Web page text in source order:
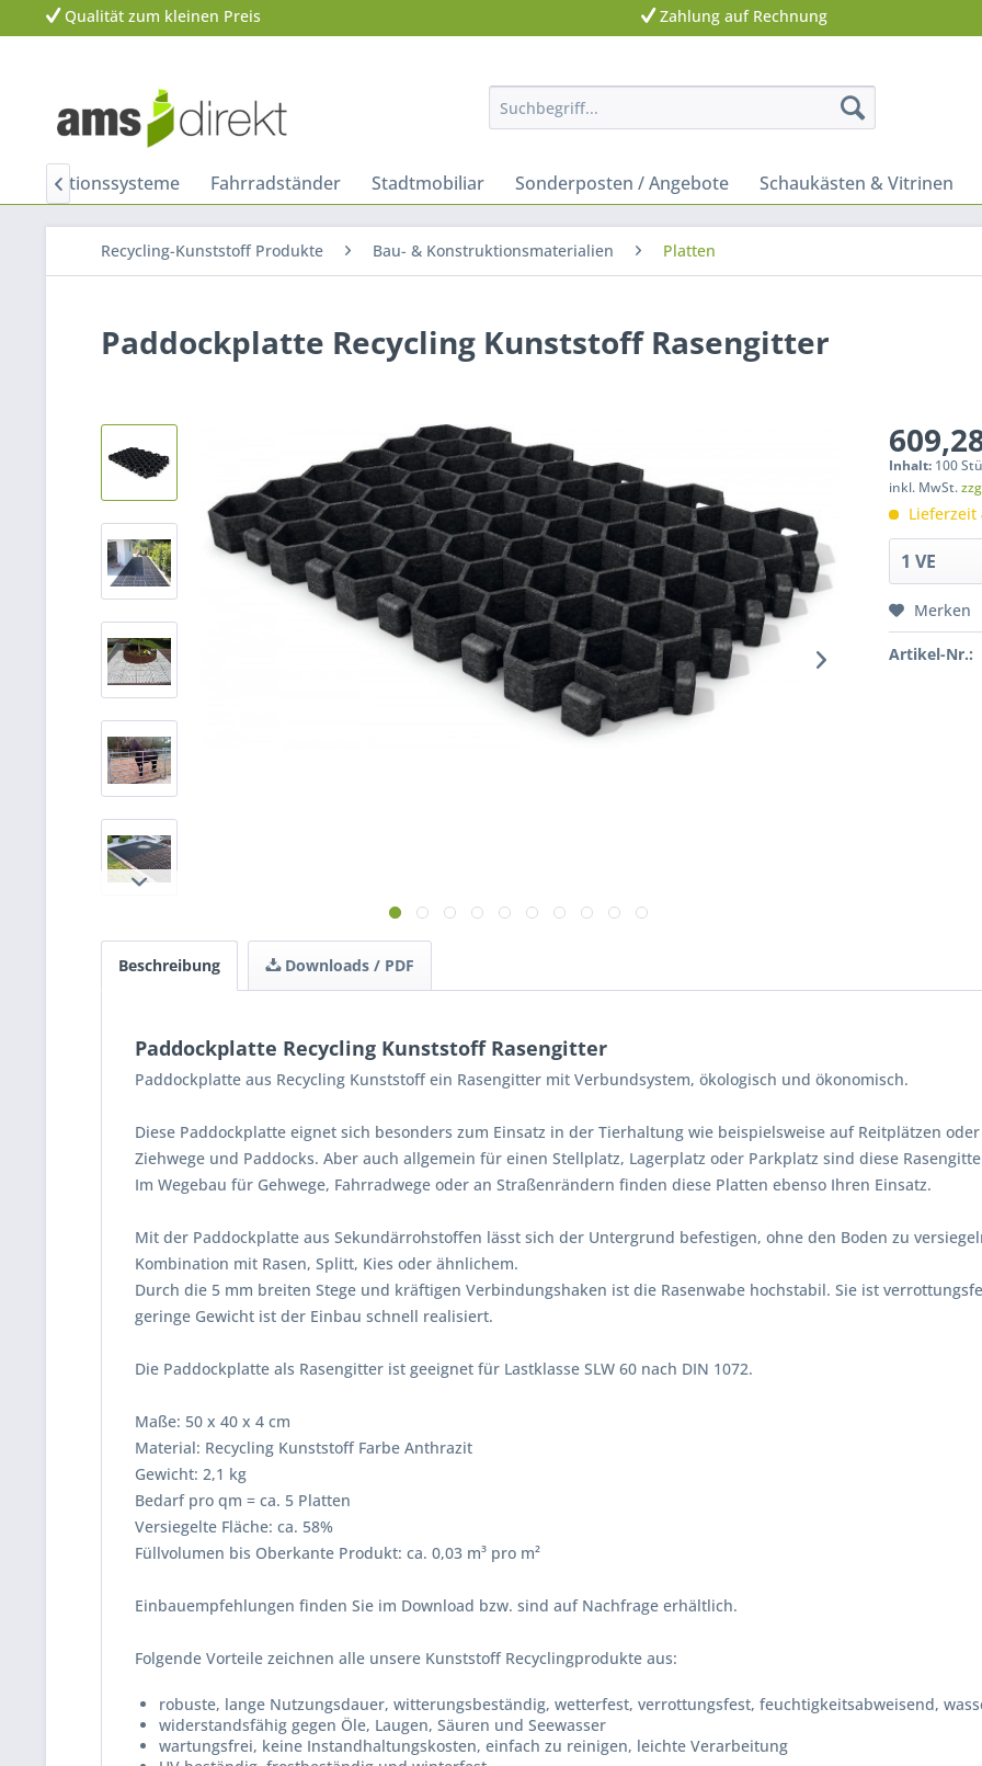
Qualität zum kleinen Preis Zahlung auf Rechnung
Fahrradständer Stadtmobiliar Sonderposten / Angebote Schaukästen & Vitrinen

Recycling-Kunststoff Produkte Bau- & Konstruktionsmaterialien Platten
Paddockplatte Recycling Kunststoff Rasengitter
Inhalt: 100
inkl. MwSt.
Lieferzeit
Merken
Artikel-Nr.:
Beschreibung Downloads / PDF
Paddockplatte Recycling Kunststoff Rasengitter
Paddockplatte aus Recycling Kunststoff ein Rasengitter mit Verbundsystem, ökologisch und ökonomisch.
Diese Paddockplatte eignet sich besonders zum Einsatz in der Tierhaltung wie beispielsweise auf Reitplätzen
Ziehwege und Paddocks. Aber auch allgemein für einen Stellplatz, Lagerplatz oder Parkplatz sind diese
Im Wegebau für Gehwege, Fahrradwege oder an Straßenrändern finden diese Platten ebenso Ihren Einsatz.
Mit der Paddockplatte aus Sekundärrohstoffen lässt sich der Untergrund befestigen, ohne den Boden zu
Kombination mit Rasen, Splitt, Kies oder ähnlichem.
Durch die 5 mm breiten Stege und kräftigen Verbindungshaken ist die Rasenwabe hochstabil. Sie ist
geringe Gewicht ist der Einbau schnell realisiert.
Die Paddockplatte als Rasengitter ist geeignet für Lastklasse SLW 60 nach DIN 1072.
Maße: 50 x 40 x 4 cm
Material: Recycling Kunststoff Farbe Anthrazit
Gewicht: 2,1 kg
Bedarf pro qm = ca. 5 Platten
Versiegelte Fläche: ca. 58%
Füllvolumen bis Oberkante Produkt: ca. 0,03 m³ pro m²
Einbauempfehlungen finden Sie im Download bzw. sind auf Nachfrage erhältlich.
Folgende Vorteile zeichnen alle unsere Kunststoff Recyclingprodukte aus:
robuste, lange Nutzungsdauer, witterungsbeständig, wetterfest, verrottungsfest, feuchtigkeitsabweisend,
widerstandsfähig gegen Öle, Laugen, Säuren und Seewasser
wartungsfrei, keine Instandhaltungskosten, einfach zu reinigen, leichte Verarbeitung